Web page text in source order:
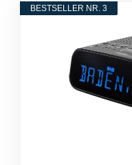
BESTSELLER NR. 3